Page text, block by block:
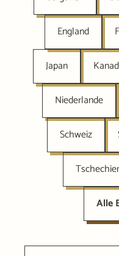
England
Japan
Niederlande
Schweiz
Alle